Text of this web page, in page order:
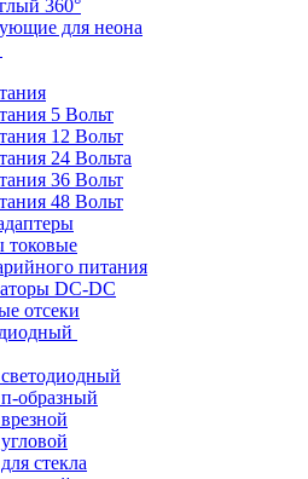
360°
для неона
5 Вольт
12 Вольт
24 Вольта
36 Вольт
48 Вольт
токовые
питания
DC-DC
отсеки
образный
стекла